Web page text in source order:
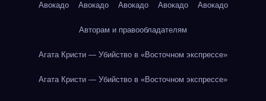
Авокадо Авокадо Авокадо Авокадо Авокадо
Авторам и правообладателям
Агата Кристи — Убийство в «Восточном экспрессе»
Агата Кристи — Убийство в «Восточном экспрессе»